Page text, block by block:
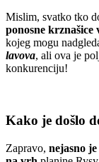
Mislim, svatko tko
ponosne krznašice
kojeg mogu
lavova, ali ova je
konkurenciju!
Kako je došlo
Zapravo, nejasno